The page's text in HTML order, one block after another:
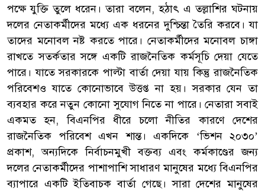
পক্ষে যুক্তি তুলে ধরেন। তারা বলেন, হঠাৎ এ তল্লাশির ঘটনায়
দলের নেতাকর্মীদের মধ্যে এক ধরনের দুশ্চিন্তা তৈরি করবে। যা
তাদের মনোবল নষ্ট করতে পারে। নেতাকর্মীদের মনোবল চাঙ্গা
রাখতে সতর্কতার সঙ্গে একটি রাজনৈতিক কর্মসূচি দেয়া যেতে
পারে। যাতে সরকারকে পাল্টা বার্তা দেয়া যায় কিন্তু রাজনৈতিক
পরিবেশও যাতে কোনোভাবে উত্তপ্ত না হয়। সরকার যেন তা
ব্যবহার করে নতুন কোনো সুযোগ নিতে না পারে। নেতারা সবাই
একমত হন, বিএনপির ধীরে চলো নীতির কারণে দেশের
রাজনৈতিক পরিবেশ এখন শান্ত। একদিকে ‘ভিশন ২০৩০’
প্রকাশ, অন্যদিকে নির্বাচনমুখী বক্তব্য এবং কর্মকাণ্ডের জন্য
দলের নেতাকর্মীদের পাশাপাশি সাধারণ মানুষের মধ্যে বিএনপির
ব্যাপারে একটি ইতিবাচক বার্তা গেছে। সারা দেশের মানুষের